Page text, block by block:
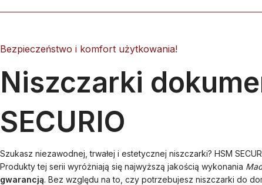
Bezpieczeństwo i komfort użytkowania!
Niszczarki
SECURIO
Szukasz niezawodnej, trwałej i estetycznej niszczarki? HSM
Produkty tej serii wyróżniają się najwyższą jakością wykonania
gwarancją. Bez względu na to, czy potrzebujesz niszczarki do